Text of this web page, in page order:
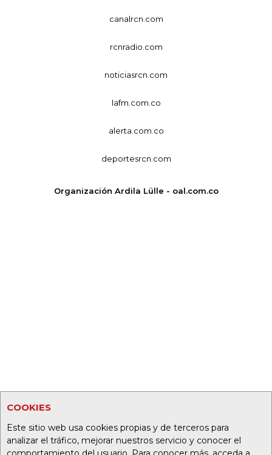
COOKIES
Este sitio web usa cookies propias y de terceros para
analizar el tráfico, mejorar nuestros servicio y conocer el
canalrcn.com
rcnradio.com
noticiasrcn.com
lafm.com.co
alerta.com.co
deportesrcn.com
Organización Ardila Lülle - oal.com.co